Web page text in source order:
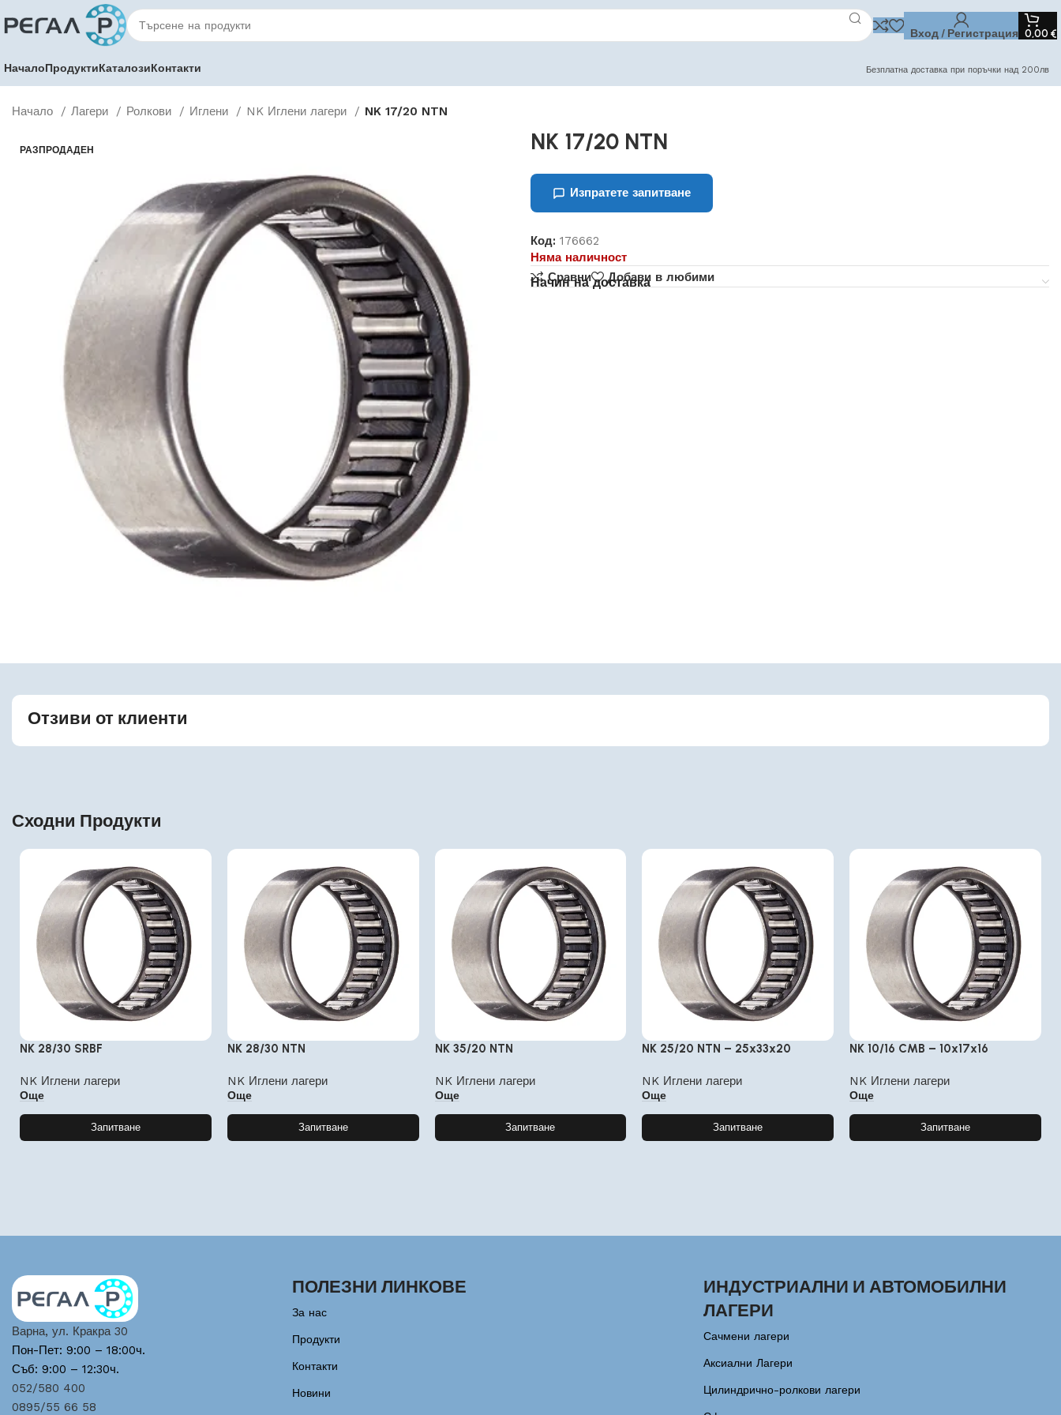
Вход / Регистрация 0,00 €
НачалоПродуктиКаталозиКонтакти Безплатна доставка при поръчки над 200лв
Начало Лагери Ролкови Иглени NK Иглени лагери NK 17/20 NTN
РАЗПРОДАДЕН NK 17/20 NTN
Изпратете запитване
Код: 176662
Няма наличност
Сравни
Добави в любими
Начин на доставка
Отзиви от клиенти
Сходни Продукти
NK 28/30 SRBF
NK Иглени лагери
Още
Запитване
NK 28/30 NTN
NK Иглени лагери
Още
Запитване
NK 35/20 NTN
NK Иглени лагери
Още
Запитване
NK 25/20 NTN – 25x33x20
NK Иглени лагери
Още
Запитване
NK 10/16 CMB – 10x17x16
NK Иглени лагери
Още
Запитване
Варна, ул. Кракра 30
Пон-Пет: 9:00 – 18:00ч.
Съб: 9:00 – 12:30ч.
052/580 400
0895/55 66 58
ПОЛЕЗНИ ЛИНКОВЕ
За нас
Продукти
Контакти
Новини
ИНДУСТРИАЛНИ И АВТОМОБИЛНИ
ЛАГЕРИ
Сачмени лагери
Аксиални Лагери
Цилиндрично-ролкови лагери